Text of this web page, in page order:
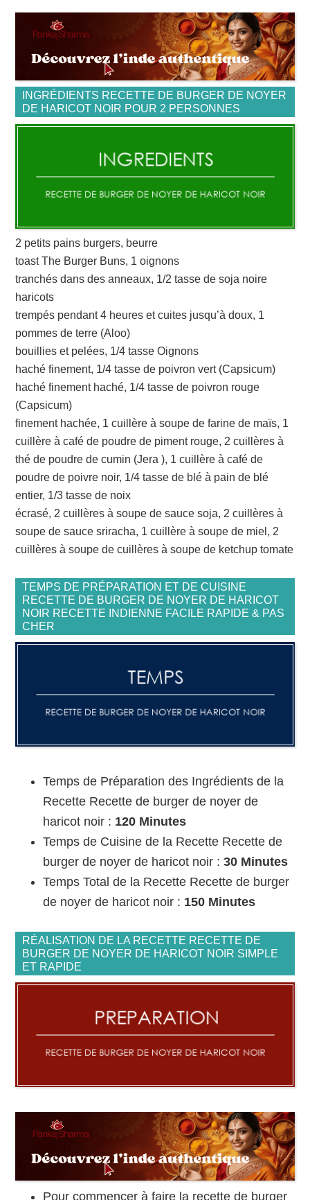
INGRÉDIENTS RECETTE DE BURGER DE NOYER
DE HARICOT NOIR POUR 2 PERSONNES
2 petits pains burgers, beurre
toast The Burger Buns, 1 oignons
tranchés dans des anneaux, 1/2 tasse de soja noire
haricots
trempés pendant 4 heures et cuites jusqu’à doux, 1
pommes de terre (Aloo)
bouillies et pelées, 1/4 tasse Oignons
haché finement, 1/4 tasse de poivron vert (Capsicum)
haché finement haché, 1/4 tasse de poivron rouge
(Capsicum)
finement hachée, 1 cuillère à soupe de farine de maïs, 1
cuillère à café de poudre de piment rouge, 2 cuillères à
thé de poudre de cumin (Jera ), 1 cuillère à café de
poudre de poivre noir, 1/4 tasse de blé à pain de blé
entier, 1/3 tasse de noix
écrasé, 2 cuillères à soupe de sauce soja, 2 cuillères à
soupe de sauce sriracha, 1 cuillère à soupe de miel, 2
cuillères à soupe de cuillères à soupe de ketchup tomate
TEMPS DE PRÉPARATION ET DE CUISINE
RECETTE DE BURGER DE NOYER DE HARICOT
NOIR RECETTE INDIENNE FACILE RAPIDE & PAS
CHER
Temps de Préparation des Ingrédients de la
Recette Recette de burger de noyer de
haricot noir : 120 Minutes
Temps de Cuisine de la Recette Recette de
burger de noyer de haricot noir : 30 Minutes
Temps Total de la Recette Recette de burger
de noyer de haricot noir : 150 Minutes
RÉALISATION DE LA RECETTE RECETTE DE
BURGER DE NOYER DE HARICOT NOIR SIMPLE
ET RAPIDE
Pour commencer à faire la recette de burger